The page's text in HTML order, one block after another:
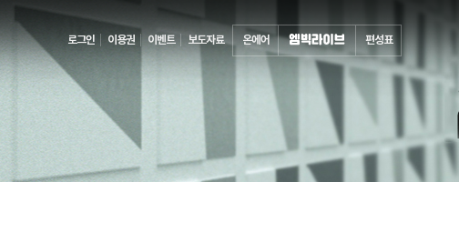
로그인 이용권 이벤트 보도자료 온에어 편성표